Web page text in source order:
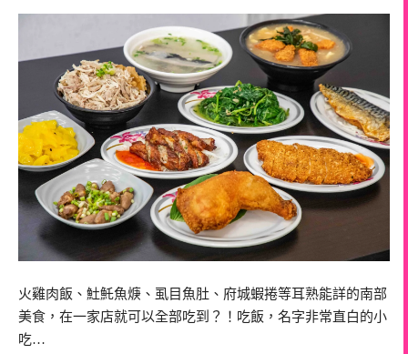
火雞肉飯、𩵚魠魚焿、虱目魚肚、府城蝦捲等耳熟能詳的南部
美食，在一家店就可以全部吃到？！吃飯，名字非常直白的小
吃…